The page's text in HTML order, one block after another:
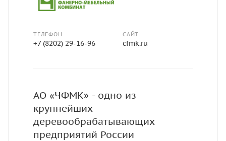
ТЕЛЕФОН
+7 (8202) 29-16-96
САЙТ
cfmk.ru
АО «ЧФМК» - одно из
крупнейших
деревообрабатывающих
предприятий России